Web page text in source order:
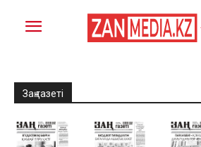
Заң газеті